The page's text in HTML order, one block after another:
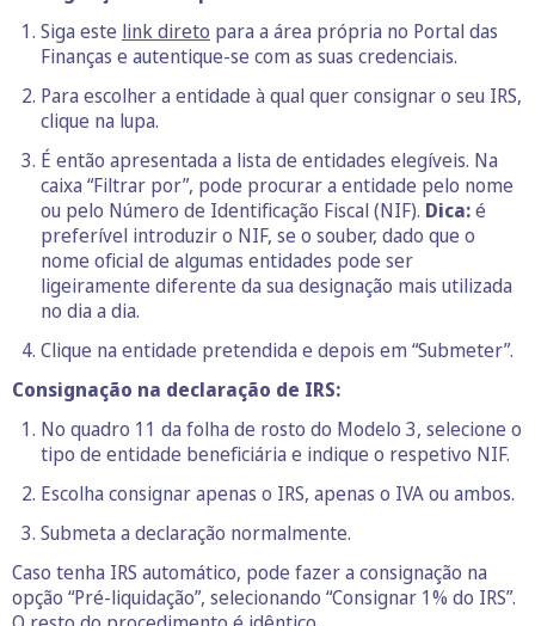
Siga este link direto para a área própria no Portal das
Finanças e autentique-se com as suas credenciais.
Para escolher a entidade à qual quer consignar o seu IRS,
clique na lupa.
É então apresentada a lista de entidades elegíveis. Na
caixa “Filtrar por”, pode procurar a entidade pelo nome
ou pelo Número de Identificação Fiscal (NIF). Dica:é
preferível introduzir o NIF, se o souber, dado que o
nome oficial de algumas entidades pode ser
ligeiramente diferente da sua designação mais utilizada
no dia a dia.
Clique na entidade pretendida e depois em “Submeter”.
Consignação na declaração de IRS:
No quadro 11 da folha de rosto do Modelo 3, selecione o
tipo de entidade beneficiária e indique o respetivo NIF.
Escolha consignar apenas o IRS, apenas o IVA ou ambos.
Submeta a declaração normalmente.
Caso tenha IRS automático, pode fazer a consignação na
opção “Pré-liquidação”, selecionando “Consignar 1% do IRS”.